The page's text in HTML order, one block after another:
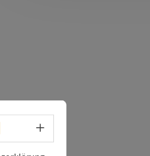
Sprachwahl - Menü öffnen